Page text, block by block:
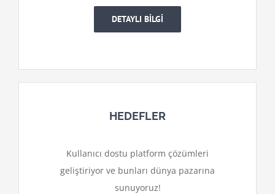
DETAYLI BİLGİ
HEDEFLER
Kullanıcı dostu platform çözümleri
geliştiriyor ve bunları dünya pazarına
sunuyoruz!